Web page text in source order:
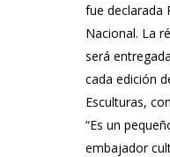
fue declarada
Nacional. La
será
cada edición
Esculturas,
“Es un
embajador